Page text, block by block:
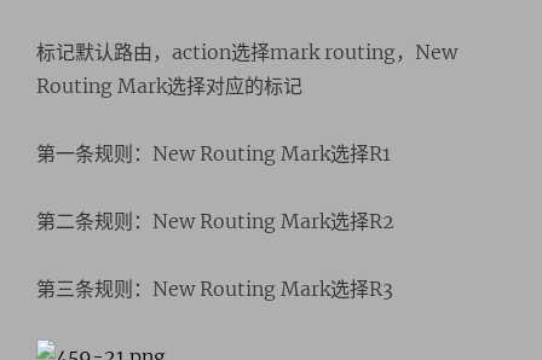
标记默认路由，action选择mark routing，New
Routing Mark选择对应的标记
第一条规则：New Routing Mark选择R1
第二条规则：New Routing Mark选择R2
第三条规则：New Routing Mark选择R3